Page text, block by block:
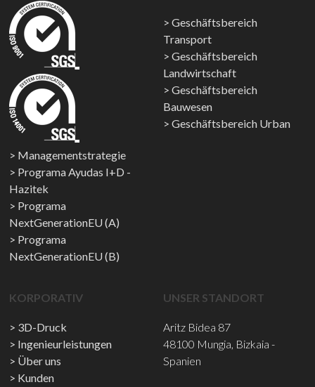
Managementstrategie
Programa Ayudas I+D -
Hazitek
Programa
NextGenerationEU (A)
Programa
NextGenerationEU (B)
Geschäftsbereich
Transport
Geschäftsbereich
Landwirtschaft
Geschäftsbereich
Bauwesen
Geschäftsbereich Urban
KORPORATIV
3D-Druck
Ingenieurleistungen
Über uns
Kunden
UNSER STANDORT
Aritz Bidea 87
48100 Mungia, Bizkaia -
Spanien